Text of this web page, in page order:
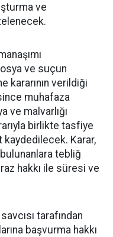
ve
ve suçun
kararının verildiği
muhafaza
ve malvarlığı
birlikte tasfiye
kaydedilecek. Karar,
tebliğ
hakkı ile süresi ve
tarafından
başvurma hakkı